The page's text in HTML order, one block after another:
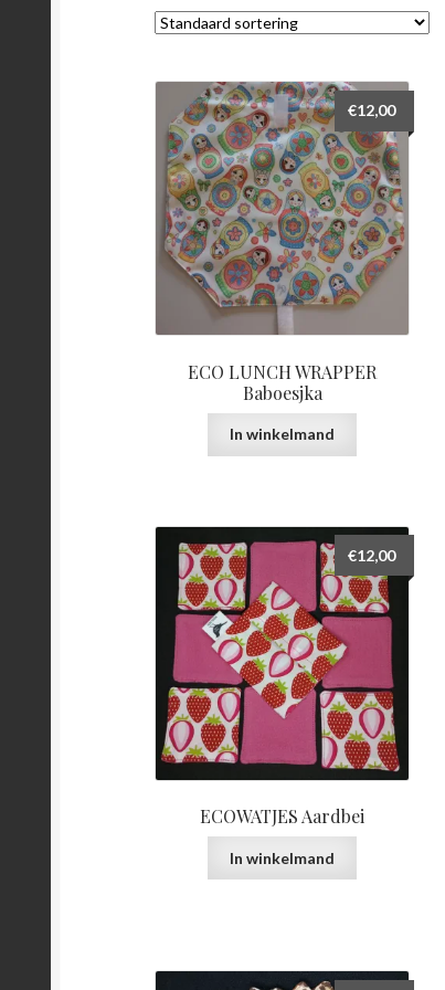
ECO LUNCH WRAPPER
Baboesjka
€12,00
In winkelmand
ECOWATJES Aardbei
€12,00
In winkelmand